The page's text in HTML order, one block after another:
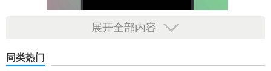
展开全部内容
同类热门